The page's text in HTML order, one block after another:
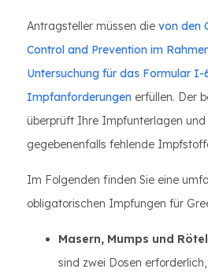
Antragsteller müssen die von den
Control and Prevention im
Untersuchung für das Formular I-
Impfanforderungen erfüllen. Der
überprüft Ihre Impfunterlagen
gegebenenfalls fehlende
Im Folgenden finden Sie eine
obligatorischen Impfungen für
Masern, Mumps und
sind zwei Dosen